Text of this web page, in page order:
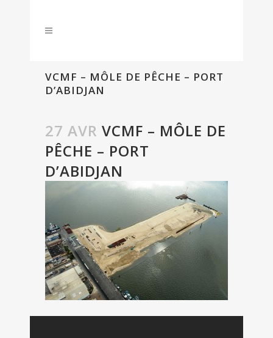
VCMF – MÔLE DE PÊCHE – PORT
D’ABIDJAN
27 AVR VCMF – MÔLE DE
PÊCHE – PORT
D’ABIDJAN